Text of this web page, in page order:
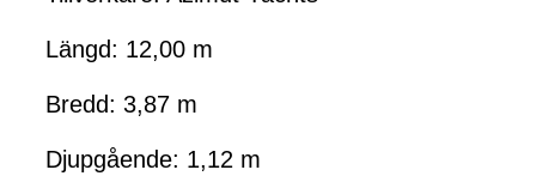
Längd: 12,00 m
Bredd: 3,87 m
Djupgående: 1,12 m